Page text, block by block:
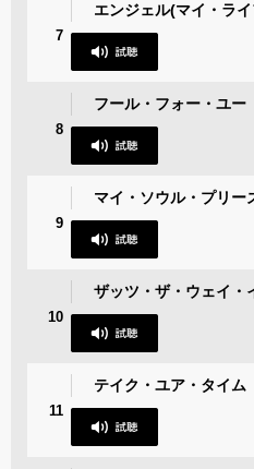
7
エンジェル(マイ・ラ
8
フール・フォー・ユー
9
マイ・ソウル・プリー
10
ザッツ・ザ・ウェイ・
11
テイク・ユア・タイム